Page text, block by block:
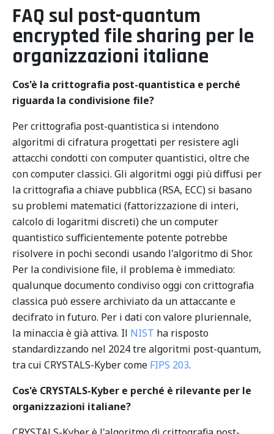
FAQ sul post-quantum
encrypted file sharing per le
organizzazioni italiane
Cos'è la crittografia post-quantistica e perché
riguarda la condivisione file?
Per crittografia post-quantistica si intendono
algoritmi di cifratura progettati per resistere agli
attacchi condotti con computer quantistici, oltre che
con computer classici. Gli algoritmi oggi più diffusi per
la crittografia a chiave pubblica (RSA, ECC) si basano
su problemi matematici (fattorizzazione di interi,
calcolo di logaritmi discreti) che un computer
quantistico sufficientemente potente potrebbe
risolvere in pochi secondi usando l'algoritmo di Shor.
Per la condivisione file, il problema è immediato:
qualunque documento condiviso oggi con crittografia
classica può essere archiviato da un attaccante e
decifrato in futuro. Per i dati con valore pluriennale,
la minaccia è già attiva. Il NIST ha risposto
standardizzando nel 2024 tre algoritmi post-quantum,
tra cui CRYSTALS-Kyber come FIPS 203.
Cos'è CRYSTALS-Kyber e perché è rilevante per le
organizzazioni italiane?